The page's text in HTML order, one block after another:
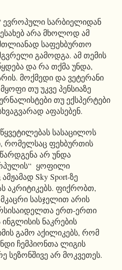
ევროპული სარბიელიდან
არა მხოლოდ ამ
საფეხბურთო
გამოდგა. ამ თემის
და რა თქმა უნდა,
მოქმედი და ვეტერანი
თუ უკვე პენსიაზე
თუ ექსპერტები
აფასებენ.
სასაცილოს
რომელსაც ფეხბურთის
არ უნდა
ყოფილი
Sky Sport-ზე
აკრიტიკებს. ფიქრობთ,
სასჯელით არის
ერთ-ერთი
ნაკრების
გამო აქილიკებს, რომ
ჩემპიონთა ლიგის
სეზონშივე არ მოკვეთეს.